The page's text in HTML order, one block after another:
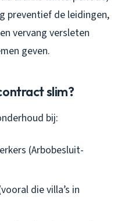
preventief de leidingen,
vervang versleten
geven.
slim?
bij:
(Arbobesluit-
die villa’s in